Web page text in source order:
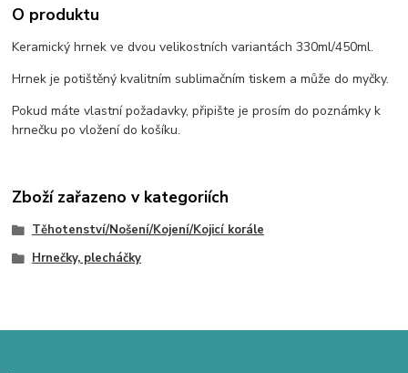
O produktu
Keramický hrnek ve dvou velikostních variantách 330ml/450ml.
Hrnek je potištěný kvalitním sublimačním tiskem a může do myčky.
Pokud máte vlastní požadavky, připište je prosím do poznámky k
hrnečku po vložení do košíku.
Zboží zařazeno v kategoriích
Těhotenství/Nošení/Kojení/Kojicí korále
Hrnečky, plecháčky